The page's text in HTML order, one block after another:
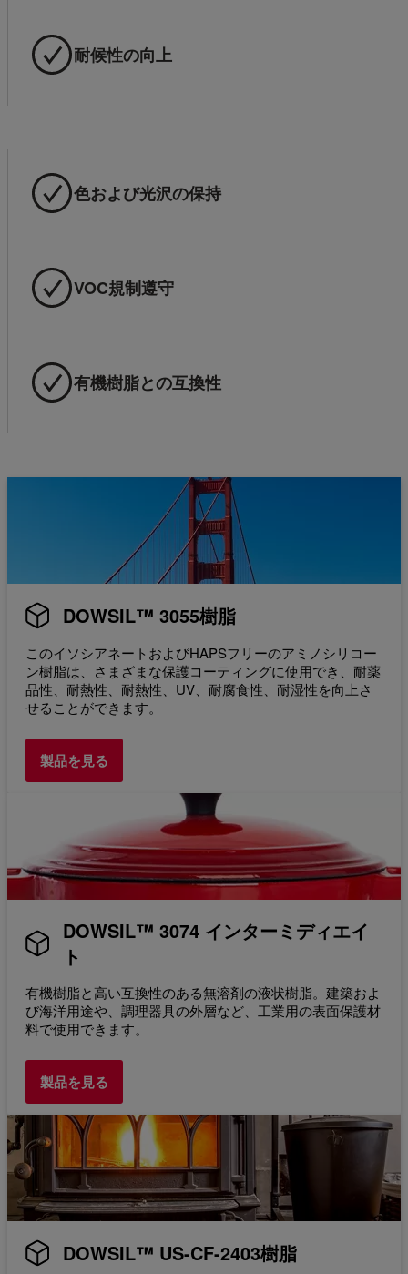
耐候性の向上
色および光沢の保持
VOC規制遵守
有機樹脂との互換性
DOWSIL™ 3055樹脂
このイソシアネートおよびHAPSフリーのアミノシリコー
ン樹脂は、さまざまな保護コーティングに使用でき、耐薬
品性、耐熱性、耐熱性、UV、耐腐食性、耐湿性を向上さ
せることができます。
製品を見る
DOWSIL™ 3074 インターミディエイ
ト
有機樹脂と高い互換性のある無溶剤の液状樹脂。建築およ
び海洋用途や、調理器具の外層など、工業用の表面保護材
料で使用できます。
製品を見る
DOWSIL™ US-CF-2403樹脂